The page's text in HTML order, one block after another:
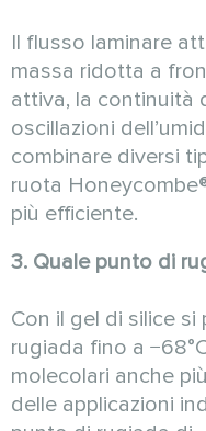
Il flusso laminare
massa ridotta a
attiva, la continuità
oscillazioni
combinare diversi
ruota
più efficiente.
3. Quale punto di
Con il gel di silice
rugiada fino a
molecolari anche
delle applicazioni